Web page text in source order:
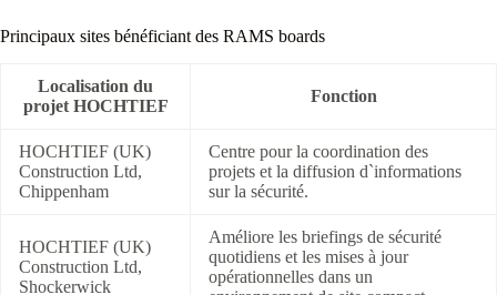
Principaux sites bénéficiant des RAMS boards
Localisation du
projet HOCHTIEF
Fonction
HOCHTIEF (UK)
Construction Ltd,
Chippenham
Centre pour la coordination des
projets et la diffusion d`informations
sur la sécurité.
HOCHTIEF (UK)
Construction Ltd,
Shockerwick
Améliore les briefings de sécurité
quotidiens et les mises à jour
opérationnelles dans un